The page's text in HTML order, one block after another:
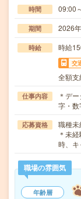
時間 09:00
期間 2026
時給 時給
交
全額支
仕事内容
＊デ
字・
応募資格
職種未
＊未
時、
職場の雰囲気
年齢層